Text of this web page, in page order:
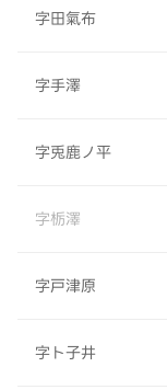
字田氣布
字手澤
字兎鹿ノ平
字栃澤
字戸津原
字ト子井